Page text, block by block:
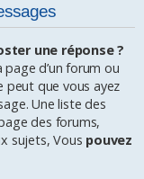
une réponse ?
d’un forum ou
peut que vous ayez
Une liste des
des forums,
sujets, Vous pouvez